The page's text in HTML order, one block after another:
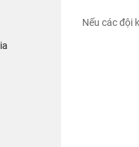
Nếu các đội